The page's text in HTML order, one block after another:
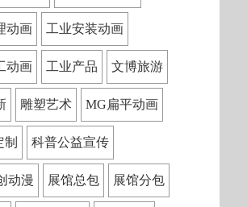
动画 工业安装动画
动画 工业产品 文博旅游
雕塑艺术 MG扁平动画
制 科普公益宣传
动漫 展馆总包 展馆分包